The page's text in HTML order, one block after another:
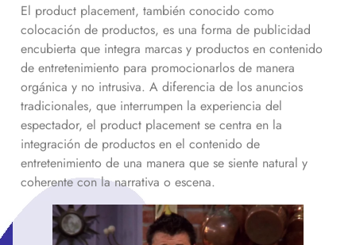
El product placement, también conocido como
colocación de productos, es una forma de publicidad
encubierta que integra marcas y productos en contenido
de entretenimiento para promocionarlos de manera
orgánica y no intrusiva. A diferencia de los anuncios
tradicionales, que interrumpen la experiencia del
espectador, el product placement se centra en la
integración de productos en el contenido de
entretenimiento de una manera que se siente natural y
coherente con la narrativa o escena.